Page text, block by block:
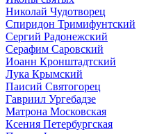
Николай Чудотворец
Спиридон Тримифунтский
Сергий Радонежский
Серафим Саровский
Иоанн Кронштадтский
Лука Крымский
Паисий Святогорец
Гавриил Ургебадзе
Матрона Московская
Ксения Петербургская